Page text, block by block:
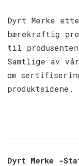
Dyrt Merke
bærekraftig
til
Samtlige av
om
produktsidene.
Dyrt Merke -